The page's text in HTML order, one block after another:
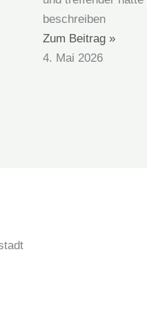
beschreiben
Zum Beitrag »
4. Mai 2026